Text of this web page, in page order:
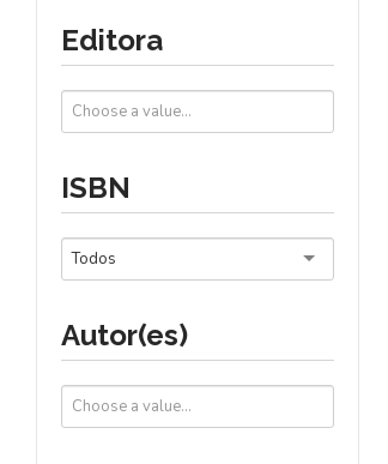
Editora
ISBN
Todos
Autor(es)